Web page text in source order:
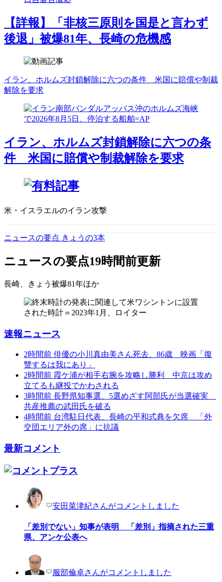
【詳報】「非核三原則を国是と言わず
後退」被爆81年、長崎の危機感
イラン、ホルムズ封鎖解除に六つの条件 米国に賠償や制裁
解除を要求
イラン、ホルムズ封鎖解除に六つの条
件 米国に賠償や制裁解除を要求
米・イスラエルのイラン攻撃
ニュースの要点 きょうの3本
ニュースの要点19時間前更新
長崎、きょう被爆81年ほか
速報ニュース
2時間前 俳優の小川真由美さん死去、86歳 映画「復
讐するは我にあり」
2時間前 霞ケ浦が相手右腕を攻略し勝利 中京は攻め
立てるも継投でかわされる
3時間前 長野県知事選、5選めざす阿部氏が当選確実
共産推薦の武田氏を破る
4時間前 台湾駐日代表、長崎の平和式典を欠席 「外
交団エリア外の席」に抗議
最新コメント
安田菜津紀さんがコメントしました
「差別でない」知事が表明 「差別」指摘された三重
県、アンケ公表へ
服部倫卓さんがコメントしました